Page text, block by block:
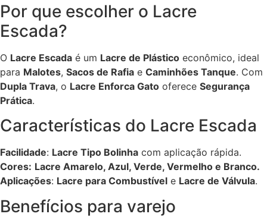
Por que escolher o Lacre
Escada?
O Lacre Escada é um Lacre de Plástico econômico, ideal
para Malotes, Sacos de Rafia e Caminhões Tanque. Com
Dupla Trava, o Lacre Enforca Gato oferece Segurança
Prática.
Características do Lacre Escada
Facilidade: Lacre Tipo Bolinha com aplicação rápida.
Cores: Lacre Amarelo, Azul, Verde, Vermelho e Branco.
Aplicações: Lacre para Combustível e Lacre de Válvula.
Benefícios para varejo